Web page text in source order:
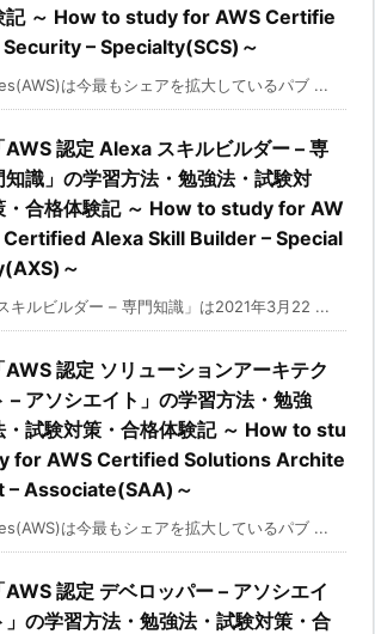
記 ～ How to study for AWS Certifie
– Specialty(SCS)～
は今最もシェアを拡大しているパブ ...
AWS 認定 Alexa スキルビルダー – 専
知識」の学習方法・勉強法・試験対
・合格体験記 ～ How to study for AW
Certified Alexa Skill Builder – Special
～
キルビルダー – 専門知識」は2021年3月22 ...
AWS 認定 ソリューションアーキテク
– アソシエイト」の学習方法・勉強
・試験対策・合格体験記 ～ How to stu
for AWS Certified Solutions Archite
– Associate(SAA)～
は今最もシェアを拡大しているパブ ...
AWS 認定 デベロッパー – アソシエイ
」の学習方法・勉強法・試験対策・合